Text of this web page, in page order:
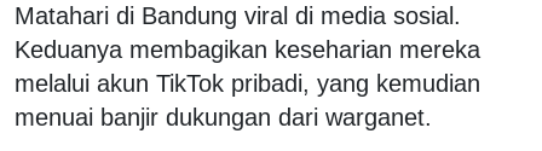
Matahari di Bandung viral di media sosial.
Keduanya membagikan keseharian mereka
melalui akun TikTok pribadi, yang kemudian
menuai banjir dukungan dari warganet.